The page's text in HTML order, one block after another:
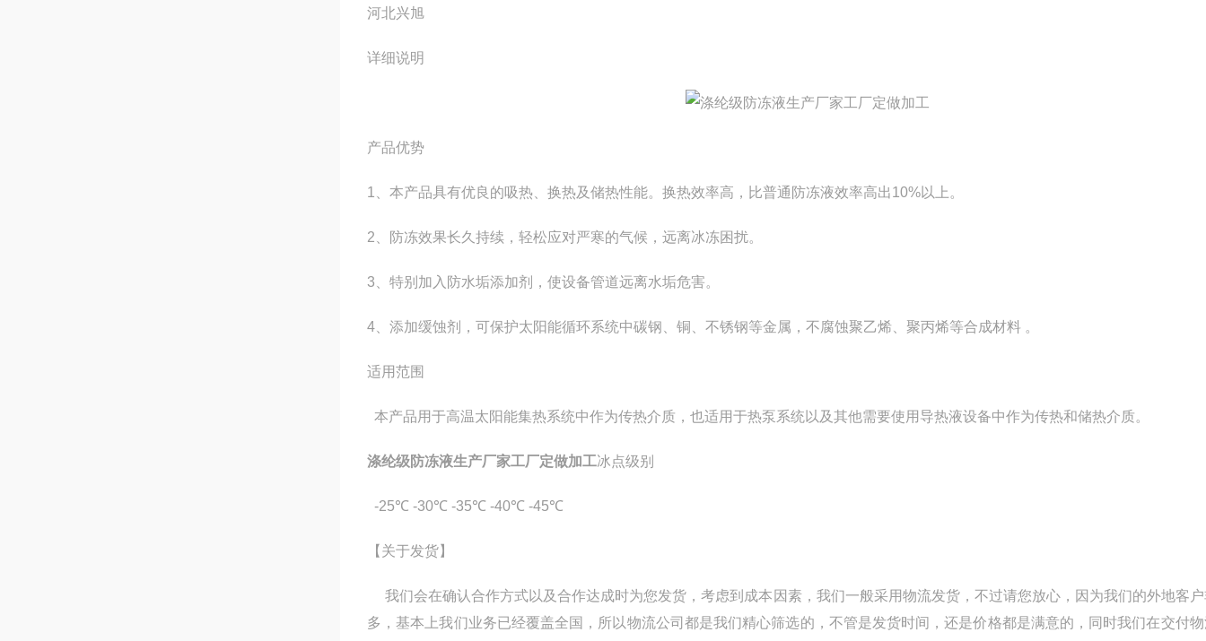
河北兴旭
详细说明
产品优势
1、本产品具有优良的吸热、换热及储热性能。换热效率高，比普通防冻液效率高出10%以上。
2、防冻效果长久持续，轻松应对严寒的气候，远离冰冻困扰。
3、特别加入防水垢添加剂，使设备管道远离水垢危害。
4、添加缓蚀剂，可保护太阳能循环系统中碳钢、铜、不锈钢等金属，不腐蚀聚乙烯、聚丙烯等合成材料 。
适用范围
本产品用于高温太阳能集热系统中作为传热介质，也适用于热泵系统以及其他需要使用导热液设备中作为传热和储热介质。
涤纶级防冻液生产厂家工厂定做加工冰点级别
-25℃ -30℃ -35℃ -40℃ -45℃
【关于发货】
我们会在确认合作方式以及合作达成时为您发货，考虑到成本因素，我们一般采用物流发货，不过请您放心，因为我们的外地客
多，基本上我们业务已经覆盖全国，所以物流公司都是我们精心筛选的，不管是发货时间，还是价格都是满意的，同时我们在交付